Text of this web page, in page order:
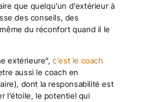
que quelqu’un d’extérieur à
des conseils, des
du réconfort quand il le
extérieure”,c’est le coach
aussi le coach en
dont la responsabilité est
l’étoile, le potentiel qui